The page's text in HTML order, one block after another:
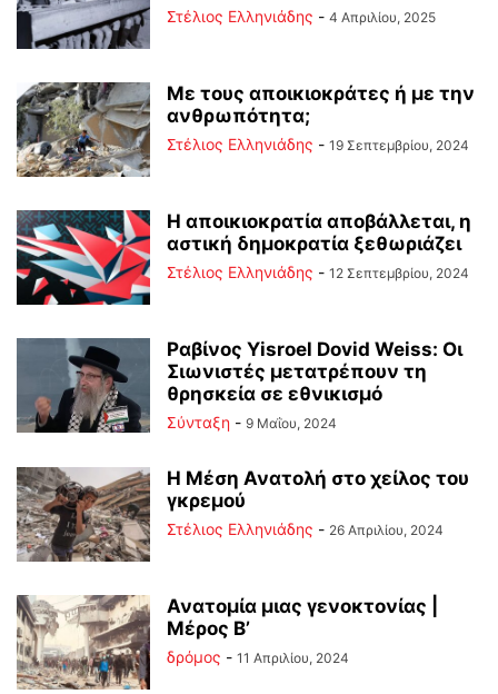
Στέλιος Ελληνιάδης - 4 Απριλίου, 2025
Με τους αποικιοκράτες ή με την
ανθρωπότητα;
Στέλιος Ελληνιάδης - 19 Σεπτεμβρίου, 2024
Η αποικιοκρατία αποβάλλεται, η
αστική δημοκρατία ξεθωριάζει
Στέλιος Ελληνιάδης - 12 Σεπτεμβρίου, 2024
Ραβίνος Yisroel Dovid Weiss: Οι
Σιωνιστές μετατρέπουν τη
θρησκεία σε εθνικισμό
Σύνταξη - 9 Μαΐου, 2024
Η Μέση Ανατολή στο χείλος του
γκρεμού
Στέλιος Ελληνιάδης - 26 Απριλίου, 2024
Ανατομία μιας γενοκτονίας |
Μέρος Β’
δρόμος - 11 Απριλίου, 2024